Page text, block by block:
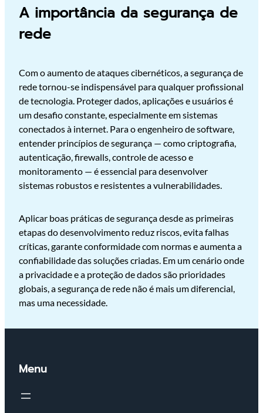
A importância da segurança de
rede
Com o aumento de ataques cibernéticos, a segurança de
rede tornou-se indispensável para qualquer profissional
de tecnologia. Proteger dados, aplicações e usuários é
um desafio constante, especialmente em sistemas
conectados à internet. Para o engenheiro de software,
entender princípios de segurança — como criptografia,
autenticação, firewalls, controle de acesso e
monitoramento — é essencial para desenvolver
sistemas robustos e resistentes a vulnerabilidades.
Aplicar boas práticas de segurança desde as primeiras
etapas do desenvolvimento reduz riscos, evita falhas
críticas, garante conformidade com normas e aumenta a
confiabilidade das soluções criadas. Em um cenário onde
a privacidade e a proteção de dados são prioridades
globais, a segurança de rede não é mais um diferencial,
mas uma necessidade.
Menu